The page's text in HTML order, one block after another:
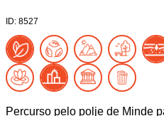
ID: 8527
Percurso pelo polje de Minde